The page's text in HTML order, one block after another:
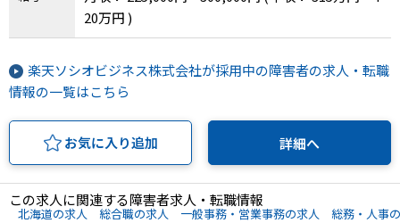
20万円 )
楽天ソシオビジネス株式会社が採用中の障害者の求人・転職
情報の一覧はこちら
お気に入り追加 詳細へ
この求人に関連する障害者求人・転職情報
北海道の求人 総合職の求人 一般事務・営業事務の求人 総務・人事